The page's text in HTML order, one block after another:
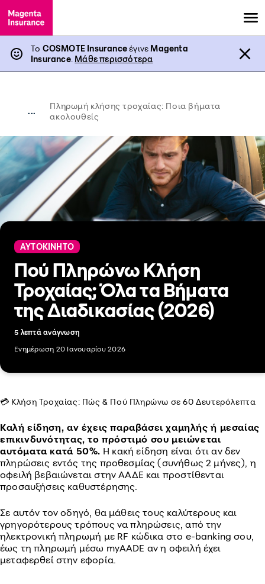
Το COSMOTE InsuranceέγινεMagenta
Insurance. Μάθε περισσότερα
...
Πληρωμή κλήσης τροχαίας: Ποια βήματα
ακολουθείς
ΑΥΤΟΚΙΝΗΤΟ
Πού Πληρώνω Κλήση
Τροχαίας; Όλα τα Βήματα
της Διαδικασίας (2026)
5 λεπτά ανάγνωση
Ενημέρωση 20 Ιανουαρίου 2026
💳 Κλήση Τροχαίας: Πώς & Πού Πληρώνω σε 60 Δευτερόλεπτα
Καλή είδηση, αν έχεις παραβάσει χαμηλής ή μεσαίας
επικινδυνότητας, το πρόστιμό σου μειώνεται
αυτόματα κατά 50%. Η κακή είδηση είναι ότι αν δεν
πληρώσεις εντός της προθεσμίας (συνήθως 2 μήνες), η
οφειλή βεβαιώνεται στην ΑΑΔΕ και προστίθενται
προσαυξήσεις καθυστέρησης.
Σε αυτόν τον οδηγό, θα μάθεις τους καλύτερους και
γρηγορότερους τρόπους να πληρώσεις, από την
ηλεκτρονική πληρωμή με RF κώδικα στο e-banking σου,
έως τη πληρωμή μέσω myAADE αν η οφειλή έχει
μεταφερθεί στην εφορία.